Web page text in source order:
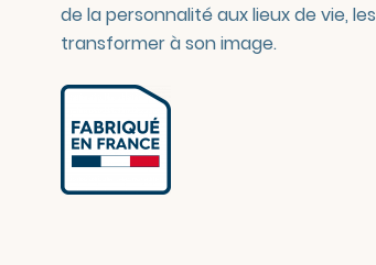
de la personnalité aux lieux de vie, les
transformer à son image.